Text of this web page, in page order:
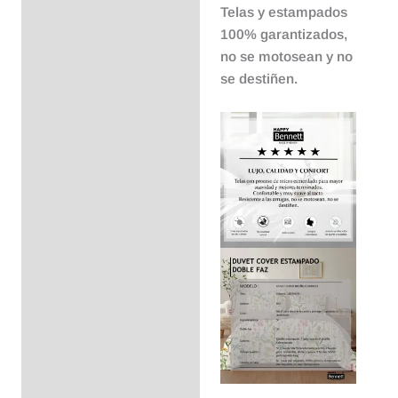
Telas y estampados
100% garantizados,
no se motosean y no
se destiñen.